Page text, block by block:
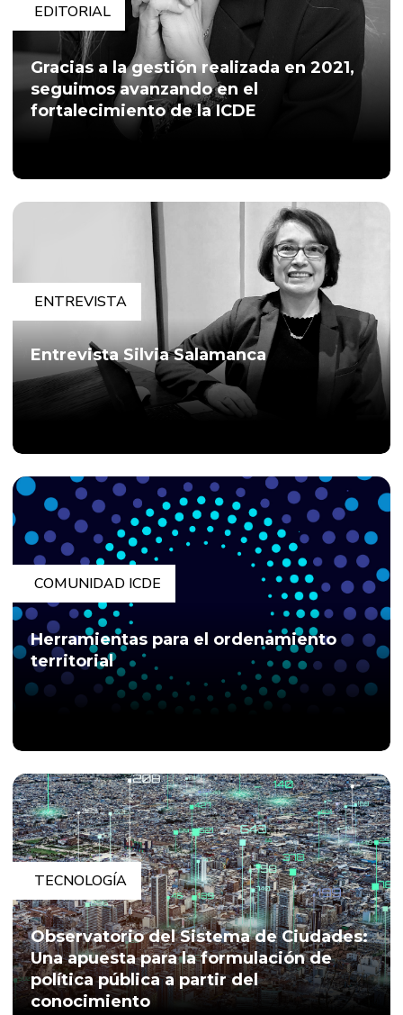
EDITORIAL
Gracias a la gestión realizada en 2021,
seguimos avanzando en el
fortalecimiento de la ICDE
ENTREVISTA
Entrevista Silvia Salamanca
COMUNIDAD ICDE
Herramientas para el ordenamiento
territorial
TECNOLOGÍA
Observatorio del Sistema de Ciudades:
Una apuesta para la formulación de
política pública a partir del
conocimiento